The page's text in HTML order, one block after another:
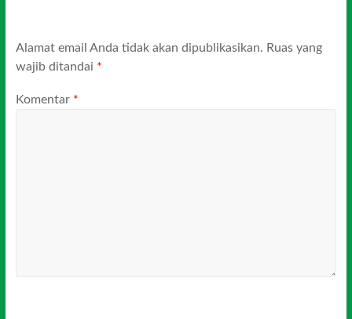
Alamat email Anda tidak akan dipublikasikan. Ruas yang
wajib ditandai *
Komentar *